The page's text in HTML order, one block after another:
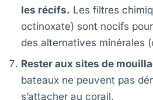
les récifs. Les filtres
octinoxate) sont nocifs
des alternatives minérales
Rester aux sites de
bateaux ne peuvent pas
s’attacher au corail.